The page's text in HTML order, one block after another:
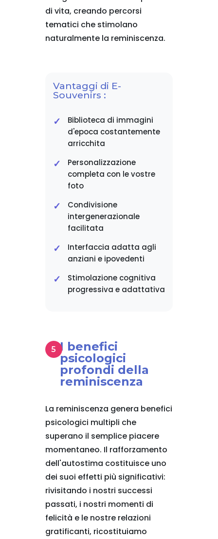
di vita, creando percorsi
tematici che stimolano
naturalmente la reminiscenza.
Vantaggi di E-
Souvenirs :
Biblioteca di immagini
d'epoca costantemente
arricchita
Personalizzazione
completa con le vostre
foto
Condivisione
intergenerazionale
facilitata
Interfaccia adatta agli
anziani e ipovedenti
Stimolazione cognitiva
progressiva e adattativa
I benefici
psicologici
profondi della
reminiscenza
La reminiscenza genera benefici
psicologici multipli che
superano il semplice piacere
momentaneo. Il rafforzamento
dell'autostima costituisce uno
dei suoi effetti più significativi:
rivisitando i nostri successi
passati, i nostri momenti di
felicità e le nostre relazioni
gratificanti, ricostituiamo